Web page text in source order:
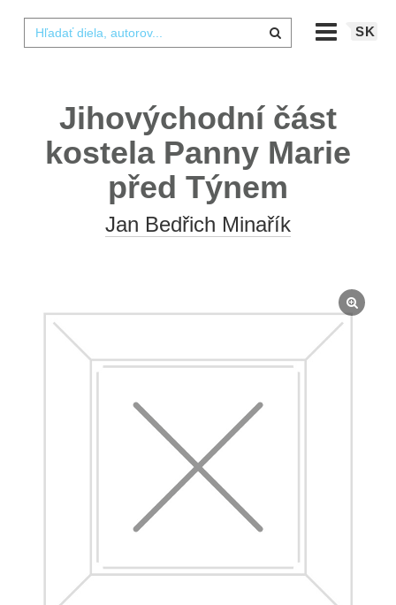
SK
Jihovýchodní část
kostela Panny Marie
před Týnem
Jan Bedřich Minařík